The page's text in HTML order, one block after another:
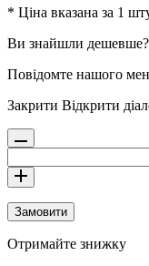
* Ціна вказана за 1
Ви знайшли дешевше?
Повідомте нашого
Закрити Відкрити
Замовити
Отримайте знижку